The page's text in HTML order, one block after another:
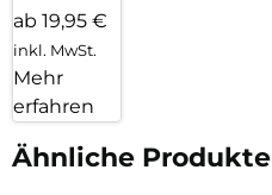
ab 19,95 €
inkl. MwSt.
Mehr
erfahren
Ähnliche Produkte